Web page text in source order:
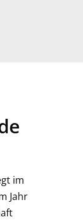
im
Jahr